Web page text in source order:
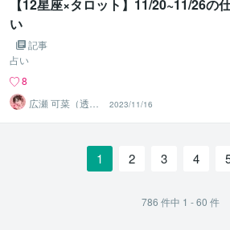
【12星座×タロット】11/20~11/26の
い
記事
占い
8
広瀬 可菜（透視
タロット⭐占い
師）
2023/11/16
1 2 3 4
786 件中 1 - 60 件